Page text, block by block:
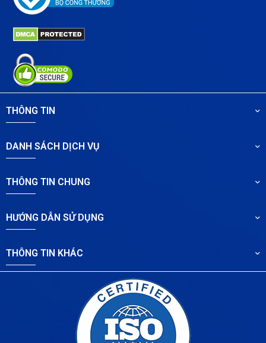
THÔNG TIN
DANH SÁCH DỊCH VỤ
THÔNG TIN CHUNG
HƯỚNG DẪN SỬ DỤNG
THÔNG TIN KHÁC